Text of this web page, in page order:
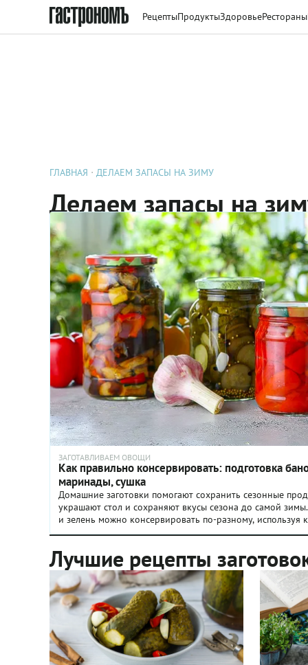
РецептыПродуктыЗдоровьеРестораны
ГЛАВНАЯ ДЕЛАЕМ ЗАПАСЫ НА ЗИМУ
Делаем запасы на
ЗАГОТАВЛИВАЕМ ОВОЩИ
Как правильно консервировать: подготовка
маринады, сушка
Домашние заготовки помогают сохранить сезонные
украшают стол и сохраняют вкусы сезона до самой
и зелень можно консервировать по-разному, используя
сушку или уваривание. Главное — соблюдать
консервировать продукты в домашних условиях, какие
почему современные закатки не ограничиваются
Лучшие рецепты